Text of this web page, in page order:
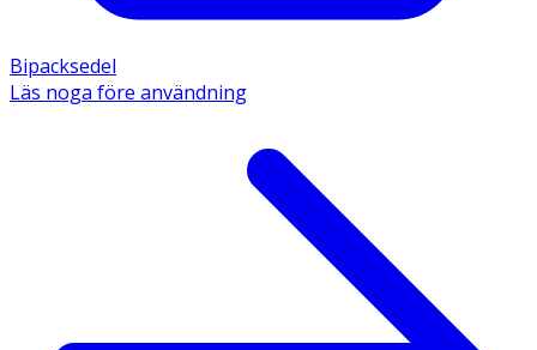
Bipacksedel
Läs noga före användning